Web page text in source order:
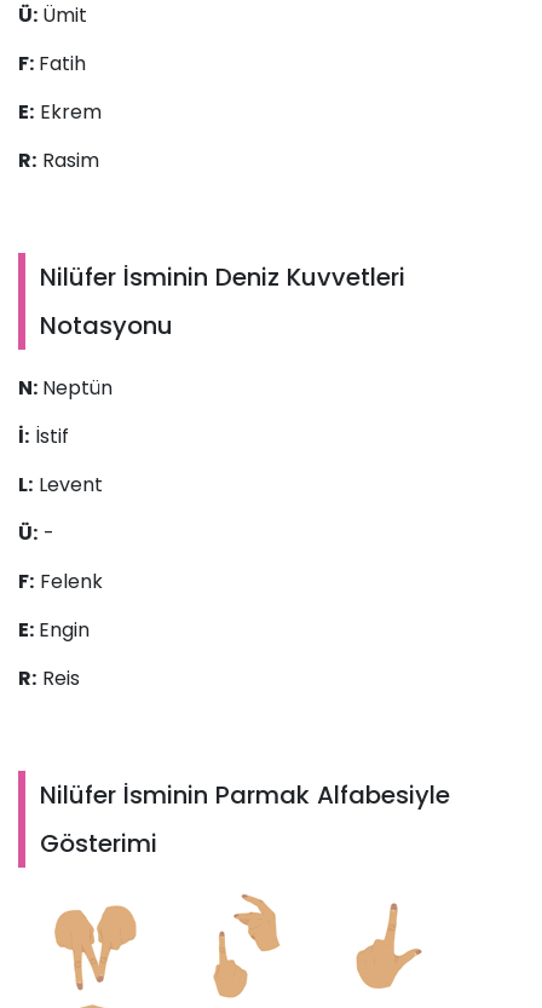
Ü: Ümit
F: Fatih
E: Ekrem
R: Rasim
Nilüfer İsminin Deniz Kuvvetleri
Notasyonu
N: Neptün
İ: İstif
L: Levent
Ü: -
F: Felenk
E: Engin
R: Reis
Nilüfer İsminin Parmak Alfabesiyle
Gösterimi